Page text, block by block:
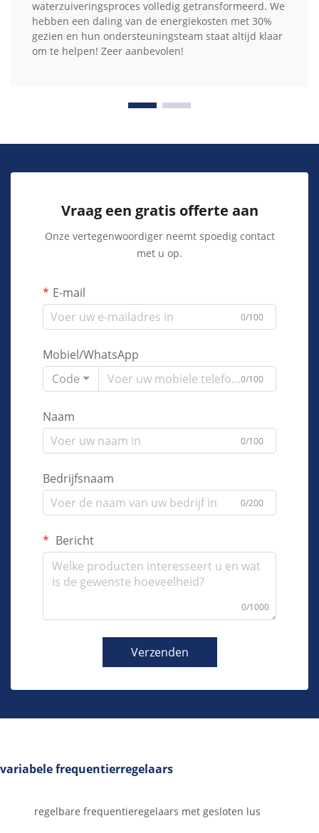
waterzuiveringsproces volledig getransformeerd. We
hebben een daling van de energiekosten met 30%
gezien en hun ondersteuningsteam staat altijd klaar
om te helpen! Zeer aanbevolen!
Vraag een gratis offerte aan
Onze vertegenwoordiger neemt spoedig contact
met u op.
E-mail
0/100
Mobiel/WhatsApp
Code
0/100
Naam
0/100
Bedrijfsnaam
0/200
Bericht
0/1000
Verzenden
variabele frequentierregelaars
regelbare frequentieregelaars met gesloten lus